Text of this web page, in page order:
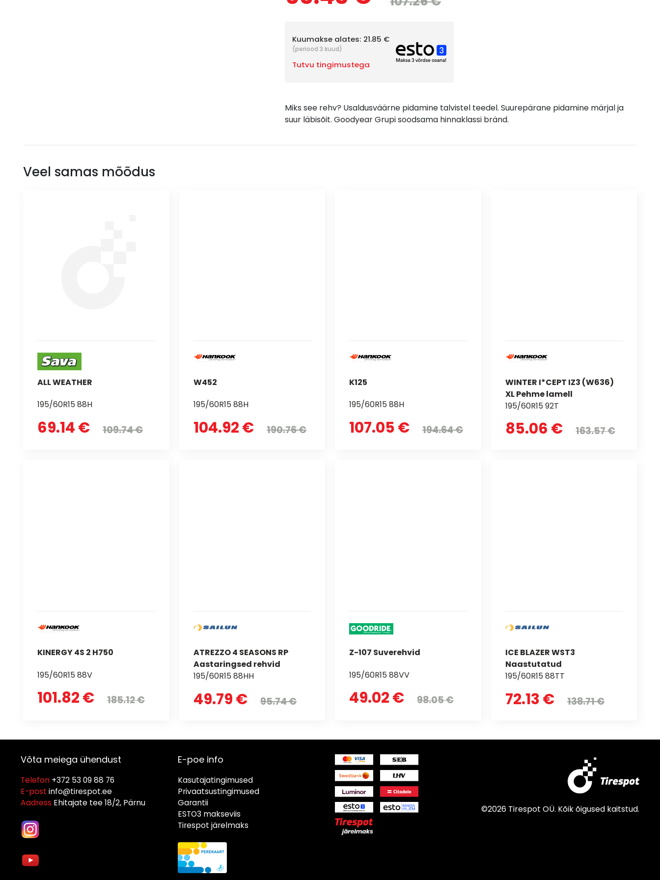
Kuumakse alates: 21.85 €
(periood 3 kuud)
Tutvu tingimustega
Miks see rehv? Usaldusväärne pidamine talvistel teedel. Suurepärane pidamine märjal ja
suur läbisõit. Goodyear Grupi soodsama hinnaklassi bränd.
Veel samas mõõdus
ALL WEATHER
195/60R15 88H
69.14 € 109.74 €
W452
195/60R15 88H
104.92 € 190.76 €
K125
195/60R15 88H
107.05 € 194.64 €
WINTER I*CEPT IZ3 (W636)
XL Pehme lamell
195/60R15 92T
85.06 € 163.57 €
KINERGY 4S 2 H750
195/60R15 88V
101.82 € 185.12 €
ATREZZO 4 SEASONS RP
Aastaringsed rehvid
195/60R15 88HH
49.79 € 95.74 €
Z-107 Suverehvid
195/60R15 88VV
49.02 € 98.05 €
ICE BLAZER WST3
Naastutatud
195/60R15 88TT
72.13 € 138.71 €
Võta meiega ühendust
Telefon +372 53 09 88 76
E-post info@tirespot.ee
Aadress Ehitajate tee 18/2, Pärnu
E-poe info
Kasutajatingimused
Privaatsustingimused
Garantii
ESTO3 makseviis
Tirespot järelmaks
©2026 Tirespot OÜ. Kõik õigused kaitstud.